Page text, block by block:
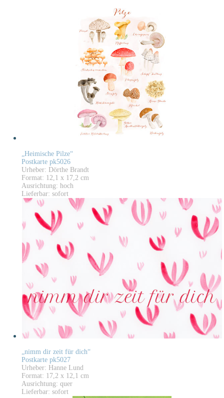
„Heimische Pilze“
Postkarte pk5026
Urheber: Dörthe Brandt
Format: 12,1 x 17,2 cm
Ausrichtung: hoch
Lieferbar: sofort
„nimm dir zeit für dich“
Postkarte pk5027
Urheber: Hanne Lund
Format: 17,2 x 12,1 cm
Ausrichtung: quer
Lieferbar: sofort